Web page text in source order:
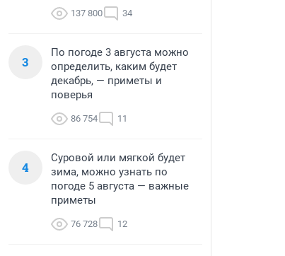
137 800 34
3
По погоде 3 августа можно
определить, каким будет
декабрь, — приметы и
поверья
86 754 11
4
Суровой или мягкой будет
зима, можно узнать по
погоде 5 августа — важные
приметы
76 728 12